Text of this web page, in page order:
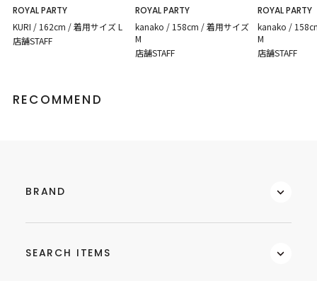
ROYAL PARTY
KURI / 162cm / 着用サイズ L
店舗STAFF
ROYAL PARTY
kanako / 158cm / 着用サイズ
M
店舗STAFF
ROYAL PARTY
kanako /
M
店舗STAFF
RECOMMEND
BRAND
SEARCH ITEMS